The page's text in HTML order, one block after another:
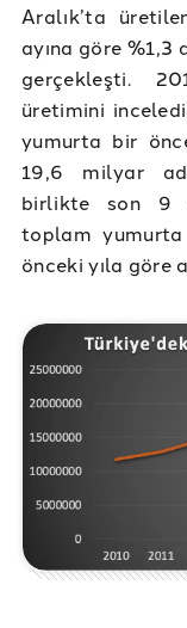
Aralık’ta
ayına göre
gerçekleşti.
üretimini
yumurta bir
19,6 milyar
birlikte son 9
toplam
önceki yıla göre